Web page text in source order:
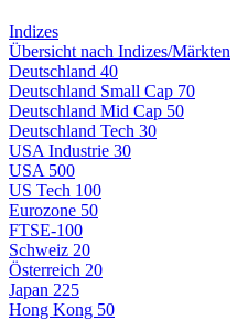
Indizes
Übersicht nach Indizes/Märkten
Deutschland 40
Deutschland Small Cap 70
Deutschland Mid Cap 50
Deutschland Tech 30
USA Industrie 30
USA 500
US Tech 100
Eurozone 50
FTSE-100
Schweiz 20
Österreich 20
Japan 225
Hong Kong 50